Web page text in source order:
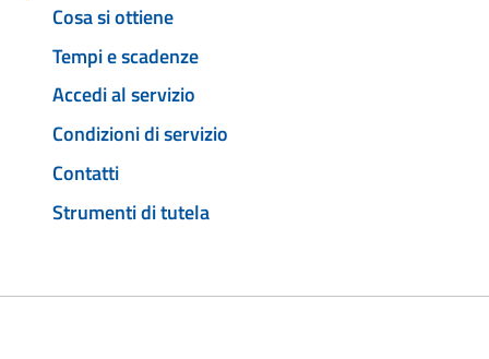
Cosa si ottiene
Tempi e scadenze
Accedi al servizio
Condizioni di servizio
Contatti
Strumenti di tutela